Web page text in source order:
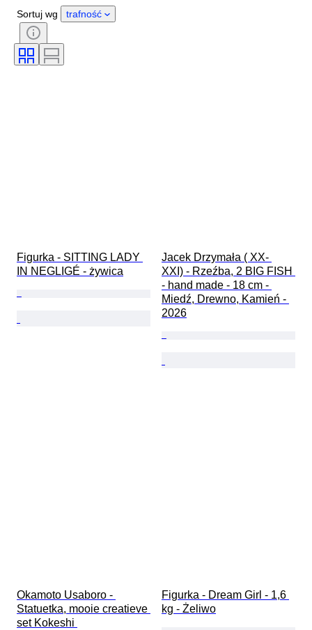
Materiał
Okres
Tematyka
Kolor
Sortuj wg trafność
Figurka - SITTING LADY
IN NEGLIGÉ - żywica
Jacek Drzymała ( XX-
XXI) - Rzeźba, 2 BIG FISH
- hand made - 18 cm -
Miedź, Drewno, Kamień -
2026
Okamoto Usaboro -
Statuetka, mooie creatieve
set Kokeshi
Figurka - Dream Girl - 1,6
kg - Żeliwo